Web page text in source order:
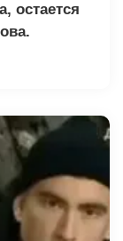
остается